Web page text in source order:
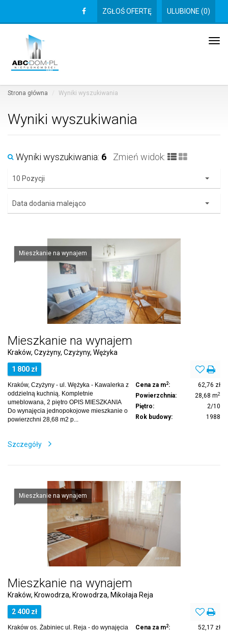
ZGŁOŚ OFERTĘ ULUBIONE (0)
Strona główna Wyniki wyszukiwania
Wyniki wyszukiwania
Wyniki wyszukiwania: 6 Zmień widok:
10 Pozycji
Data dodania malejąco
Mieszkanie na wynajem
Mieszkanie na wynajem
Kraków, Czyżyny, Czyżyny, Wężyka
1 800 zł
Kraków, Czyżyny - ul. Wężyka - Kawalerka z
oddzielną kuchnią. Kompletnie
umeblowana, 2 piętro OPIS MIESZKANIA
Do wynajęcia jednopokojowe mieszkanie o
powierzchni 28,68 m2 p...
Cena za m2:
62,76 zł
Powierzchnia:
28,68 m2
Piętro:
2/10
Rok budowy:
1988
Szczegóły
Mieszkanie na wynajem
Mieszkanie na wynajem
Kraków, Krowodrza, Krowodrza, Mikołaja Reja
2 400 zł
Kraków os. Żabiniec ul. Reja - do wynajęcia
Cena za m2:
52,17 zł